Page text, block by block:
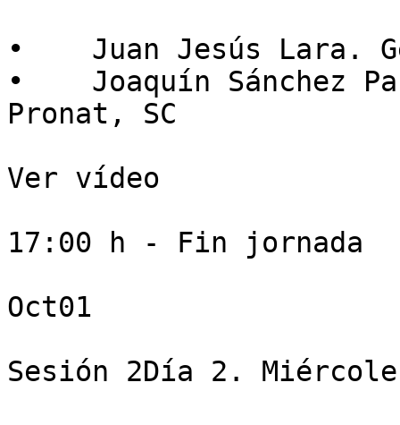
•    Juan Jesús Lara.
•    Joaquín Sánchez
Pronat, SC
Ver vídeo
17:00 h - Fin jornada
Oct01
Sesión 2Día 2.